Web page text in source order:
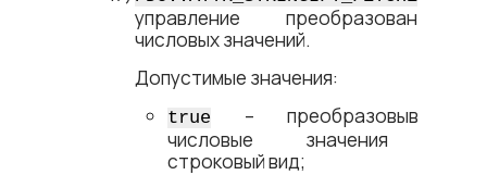
управление преобразованием
числовых значений.
Допустимые значения:
true
– преобразовывать
числовые значения в
строковый вид;